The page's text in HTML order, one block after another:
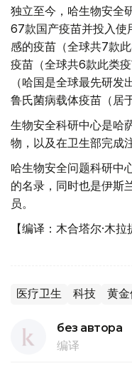
独立至今，哈生物安全
67款国产疫苗并投入使
感的疫苗（全球共7款
疫苗（全球共6款此类
（哈国是全球最先研
鲁氏菌病载体疫苗（居
生物安全科研中心是哈
物，以及在卫生部完成
哈生物安全问题科研中
的名录，同时也是伊斯
员。
【编译：木合塔尔·木拉
医疗卫生 科技 黄
без автора
编译